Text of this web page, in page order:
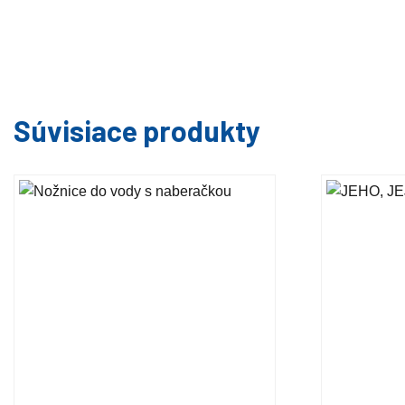
Súvisiace produkty